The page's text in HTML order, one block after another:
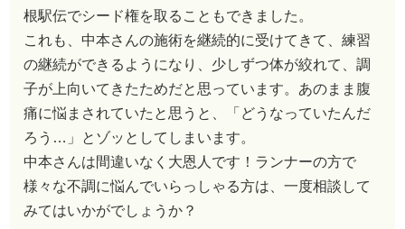
根駅伝でシード権を取ることもできました。
これも、中本さんの施術を継続的に受けてきて、練習
の継続ができるようになり、少しずつ体が絞れて、調
子が上向いてきたためだと思っています。あのまま腹
痛に悩まされていたと思うと、「どうなっていたんだ
ろう…」とゾッとしてしまいます。
中本さんは間違いなく大恩人です！ランナーの方で
様々な不調に悩んでいらっしゃる方は、一度相談して
みてはいかがでしょうか？